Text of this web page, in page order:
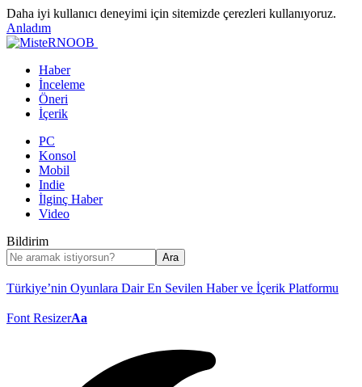
Daha iyi kullanıcı deneyimi için sitemizde çerezleri kullanıyoruz.
Anladım
Haber
İnceleme
Öneri
İçerik
PC
Konsol
Mobil
Indie
İlginç Haber
Video
Bildirim
Türkiye’nin Oyunlara Dair En Sevilen Haber ve İçerik Platformu
Font ResizerAa